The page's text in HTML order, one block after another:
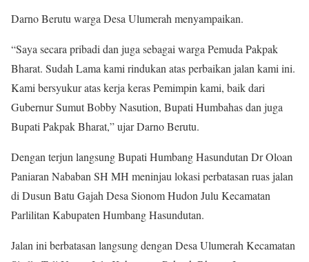
Darno Berutu warga Desa Ulumerah menyampaikan.
“Saya secara pribadi dan juga sebagai warga Pemuda Pakpak
Bharat. Sudah Lama kami rindukan atas perbaikan jalan kami ini.
Kami bersyukur atas kerja keras Pemimpin kami, baik dari
Gubernur Sumut Bobby Nasution, Bupati Humbahas dan juga
Bupati Pakpak Bharat,” ujar Darno Berutu.
Dengan terjun langsung Bupati Humbang Hasundutan Dr Oloan
Paniaran Nababan SH MH meninjau lokasi perbatasan ruas jalan
di Dusun Batu Gajah Desa Sionom Hudon Julu Kecamatan
Parlilitan Kabupaten Humbang Hasundutan.
Jalan ini berbatasan langsung dengan Desa Ulumerah Kecamatan